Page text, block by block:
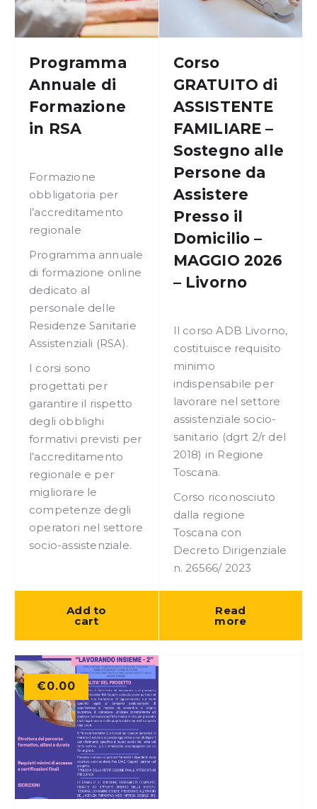
Programma
Annuale di
Formazione
in RSA
Formazione
obbligatoria per
l’accreditamento
regionale
Programma annuale
di formazione online
dedicato al
personale delle
Residenze Sanitarie
Assistenziali (RSA).
I corsi sono
progettati per
garantire il rispetto
degli obblighi
formativi previsti per
l’accreditamento
regionale e per
migliorare le
competenze degli
operatori nel settore
socio-assistenziale.
Add to
cart
Corso
GRATUITO di
ASSISTENTE
FAMILIARE –
Sostegno alle
Persone da
Assistere
Presso il
Domicilio –
MAGGIO 2026
– Livorno
Il corso ADB Livorno,
costituisce requisito
minimo
indispensabile per
lavorare nel settore
assistenziale socio-
sanitario (dgrt 2/r del
2018) in Regione
Toscana.
Corso riconosciuto
dalla regione
Toscana con
Decreto Dirigenziale
n. 26566/ 2023
Read
more
€0.00